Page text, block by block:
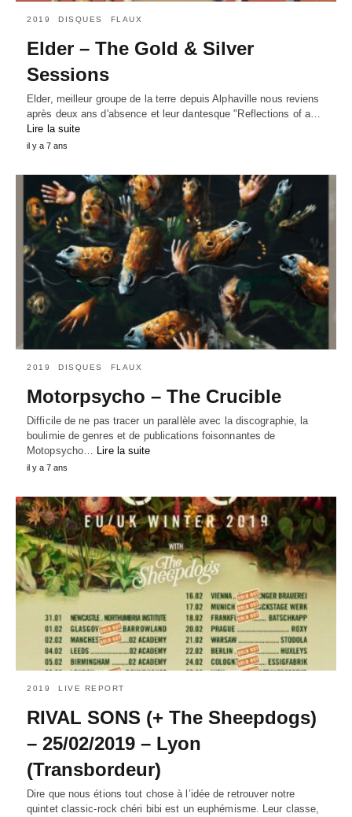
2019 DISQUES FLAUX
Elder – The Gold & Silver
Sessions
Elder, meilleur groupe de la terre depuis Alphaville nous reviens
après deux ans d'absence et leur dantesque "Reflections of a…
Lire la suite
il y a 7 ans
2019 DISQUES FLAUX
Motorpsycho – The Crucible
Difficile de ne pas tracer un parallèle avec la discographie, la
boulimie de genres et de publications foisonnantes de
Motopsycho…
Lire la suite
il y a 7 ans
2019 LIVE REPORT
RIVAL SONS (+ The Sheepdogs)
– 25/02/2019 – Lyon
(Transbordeur)
Dire que nous étions tout chose à l’idée de retrouver notre
quintet classic-rock chéri bibi est un euphémisme. Leur classe,